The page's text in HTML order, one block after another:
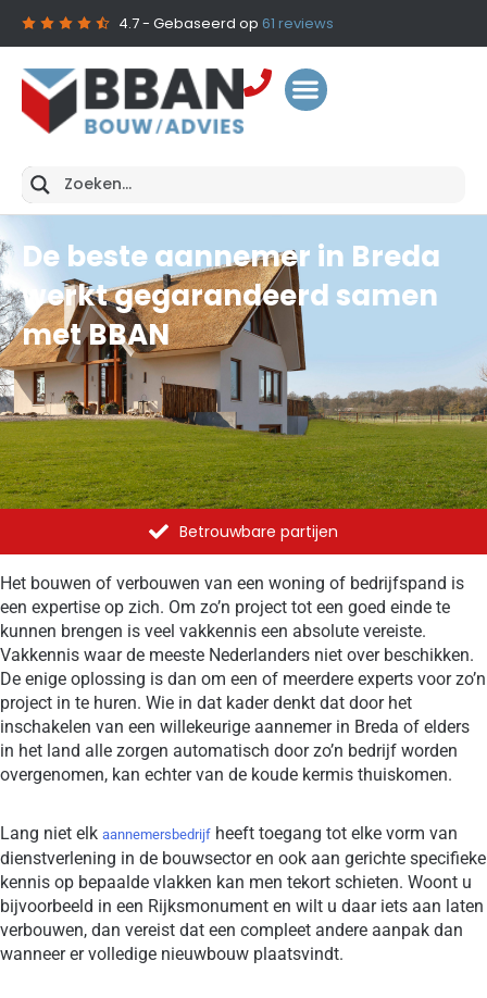
4.7- Gebaseerd op 61 reviews
De beste aannemer in Breda
werkt gegarandeerd samen
met BBAN
Betrouwbare partijen
Het bouwen of verbouwen van een woning of bedrijfspand is
een expertise op zich. Om zo’n project tot een goed einde te
kunnen brengen is veel vakkennis een absolute vereiste.
Vakkennis waar de meeste Nederlanders niet over beschikken.
De enige oplossing is dan om een of meerdere experts voor zo’n
project in te huren. Wie in dat kader denkt dat door het
inschakelen van een willekeurige aannemer in Breda of elders
in het land alle zorgen automatisch door zo’n bedrijf worden
overgenomen, kan echter van de koude kermis thuiskomen.
Lang niet elk aannemersbedrijf heeft toegang tot elke vorm van
dienstverlening in de bouwsector en ook aan gerichte specifieke
kennis op bepaalde vlakken kan men tekort schieten. Woont u
bijvoorbeeld in een Rijksmonument en wilt u daar iets aan laten
verbouwen, dan vereist dat een compleet andere aanpak dan
wanneer er volledige nieuwbouw plaatsvindt.